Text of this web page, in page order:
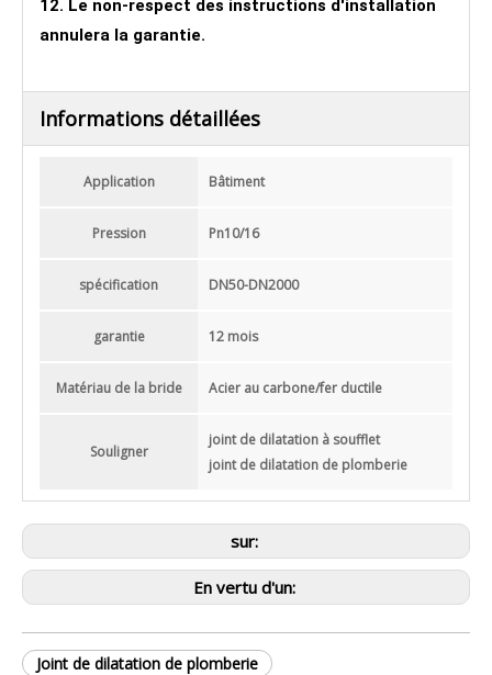
12. Le non-respect des instructions d'installation
annulera la garantie.
Informations détaillées
Application Bâtiment
Pression Pn10/16
spécification DN50-DN2000
garantie 12 mois
Matériau de la bride Acier au carbone/fer ductile
Souligner
joint de dilatation à soufflet
joint de dilatation de plomberie
sur:
En vertu d'un:
Joint de dilatation de plomberie